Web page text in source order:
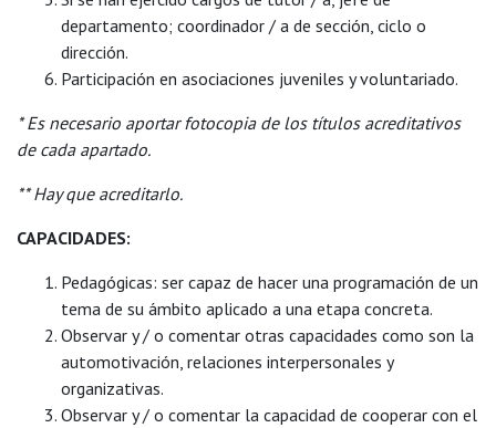
departamento; coordinador / a de sección, ciclo o
dirección.
Participación en asociaciones juveniles y voluntariado.
* Es necesario aportar fotocopia de los títulos acreditativos
de cada apartado.
** Hay que acreditarlo.
CAPACIDADES:
Pedagógicas: ser capaz de hacer una programación de un
tema de su ámbito aplicado a una etapa concreta.
Observar y / o comentar otras capacidades como son la
automotivación, relaciones interpersonales y
organizativas.
Observar y / o comentar la capacidad de cooperar con el